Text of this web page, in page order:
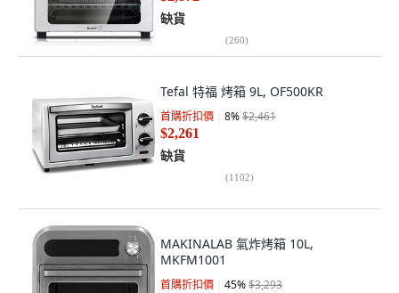
缺貨
(260)
Tefal 特福 烤箱 9L, OF500KR
首購折扣價 8%$2,461
$2,261
缺貨
(1102)
MAKINALAB 氣炸烤箱 10L,
MKFM1001
首購折扣價 45%$3,293